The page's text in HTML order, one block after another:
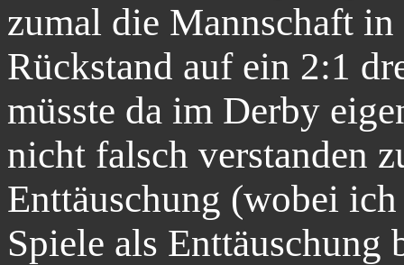
zumal die Mannschaft
Rückstand auf ein 2:1
müsste da im Derby
nicht falsch verstanden
Enttäuschung (wobei
Spiele als Enttäuschung